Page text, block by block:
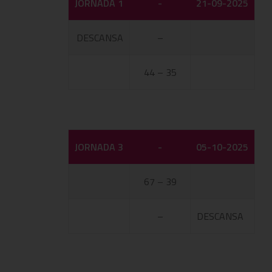
JORNADA 1 - 21-09-2025
DESCANSA –
44 – 35
JORNADA 3 - 05-10-2025
67 – 39
– DESCANSA